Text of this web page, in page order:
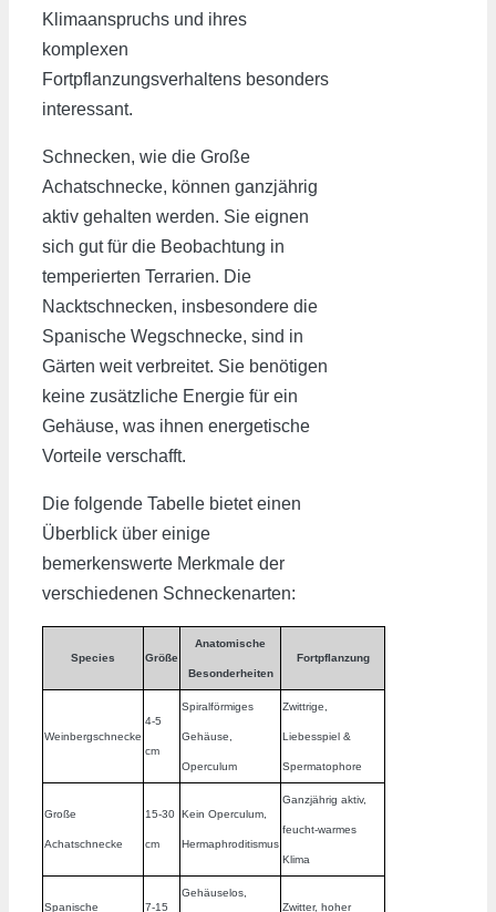
Klimaanspruchs und ihres
komplexen
Fortpflanzungsverhaltens besonders
interessant.
Schnecken, wie die Große
Achatschnecke, können ganzjährig
aktiv gehalten werden. Sie eignen
sich gut für die Beobachtung in
temperierten Terrarien. Die
Nacktschnecken, insbesondere die
Spanische Wegschnecke, sind in
Gärten weit verbreitet. Sie benötigen
keine zusätzliche Energie für ein
Gehäuse, was ihnen energetische
Vorteile verschafft.
Die folgende Tabelle bietet einen
Überblick über einige
bemerkenswerte Merkmale der
verschiedenen Schneckenarten:
Species Größe
Anatomische
Besonderheiten
Fortpflanzung
Weinbergschnecke
4-5
cm
Spiralförmiges
Gehäuse,
Operculum
Zwittrige,
Liebesspiel &
Spermatophore
Große
Achatschnecke
15-30
cm
Kein Operculum,
Hermaphroditismus
Ganzjährig aktiv,
feucht-warmes
Klima
Spanische 7-15
Gehäuselos,
Zwitter, hoher